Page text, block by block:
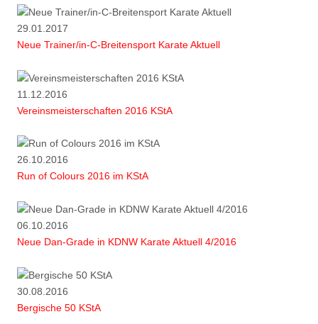
29.01.2017
Neue Trainer/in-C-Breitensport Karate Aktuell
11.12.2016
Vereinsmeisterschaften 2016 KStA
26.10.2016
Run of Colours 2016 im KStA
06.10.2016
Neue Dan-Grade in KDNW Karate Aktuell 4/2016
30.08.2016
Bergische 50 KStA